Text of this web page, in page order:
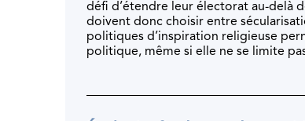
défi d’étendre leur électorat au-delà
doivent donc choisir entre
politiques d’inspiration religieuse
politique, même si elle ne se limite